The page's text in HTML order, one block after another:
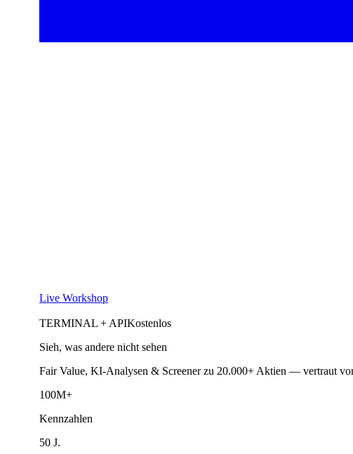
Live Workshop
TERMINAL + APIKostenlos
Sieh, was andere nicht sehen
Fair Value, KI-Analysen & Screener zu 20.000+ Aktien — vertraut
100M+
Kennzahlen
50 J.